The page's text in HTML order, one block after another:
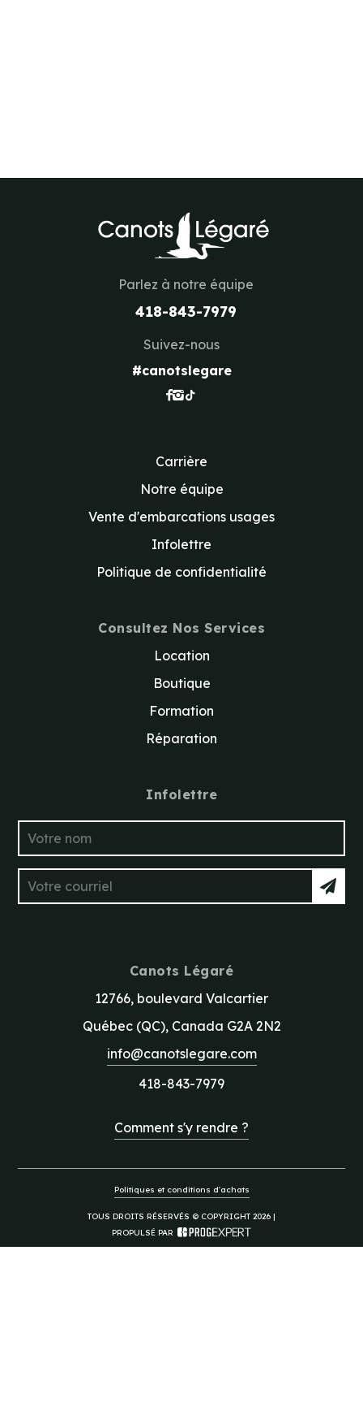
Parlez à notre équipe
418-843-7979
Suivez-nous
#canotslegare
Carrière
Notre équipe
Vente d'embarcations usages
Infolettre
Politique de confidentialité
Consultez Nos Services
Location
Boutique
Formation
Réparation
Infolettre
Canots Légaré
12766, boulevard Valcartier
Québec (QC), Canada G2A 2N2
info@canotslegare.com
418-843-7979
Comment s'y rendre ?
Politiques et conditions d'achats
TOUS DROITS RÉSERVÉS © COPYRIGHT 2026 |
PROPULSÉ PAR